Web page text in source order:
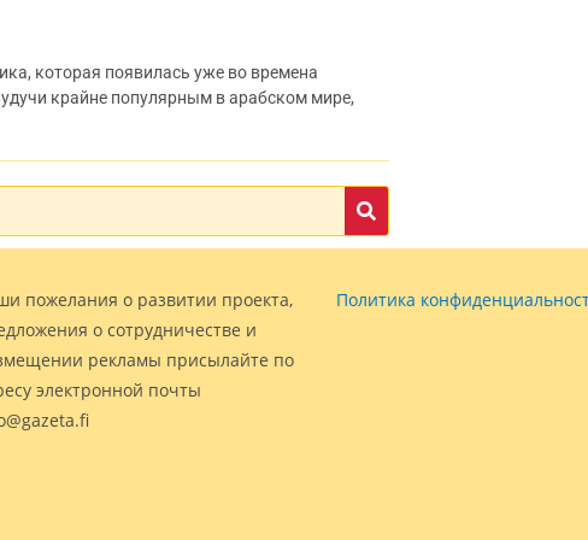
которая появилась уже во времена
крайне популярным в арабском мире,
пожелания о развитии проекта,
о сотрудничестве и
рекламы присылайте по
электронной почты
Политика